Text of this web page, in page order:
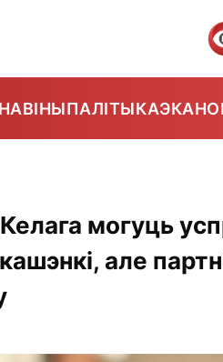
ПАЛІТЫКА
Келага могуць
але